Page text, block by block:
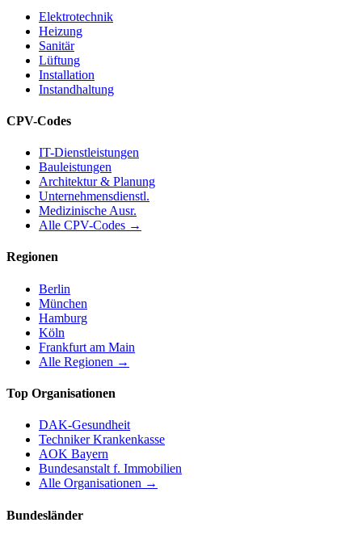
Elektrotechnik
Heizung
Sanitär
Lüftung
Installation
Instandhaltung
CPV-Codes
IT-Dienstleistungen
Bauleistungen
Architektur & Planung
Unternehmensdienstl.
Medizinische Ausr.
Alle CPV-Codes →
Regionen
Berlin
München
Hamburg
Köln
Frankfurt am Main
Alle Regionen →
Top Organisationen
DAK-Gesundheit
Techniker Krankenkasse
AOK Bayern
Bundesanstalt f. Immobilien
Alle Organisationen →
Bundesländer